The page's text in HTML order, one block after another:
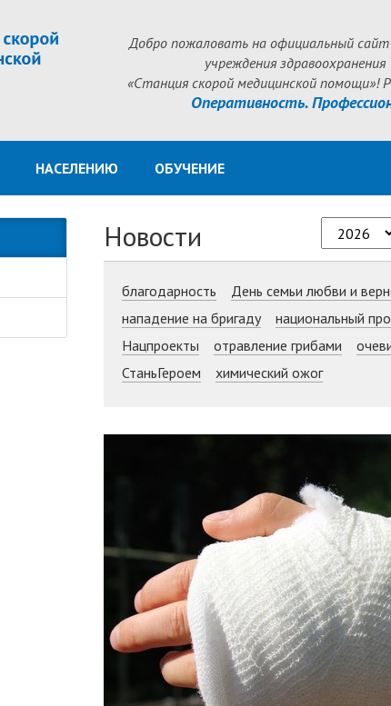
Добро пожаловать на официальный
учреждения
«Станция скорой медицинской помощи»!
Оперативность.
НАСЕЛЕНИЮ ОБУЧЕНИЕ
Новости
благодарность День семьи любви и
нападение на бригаду
национальный
Нацпроекты
отравление грибами
СтаньГероем
химический ожог